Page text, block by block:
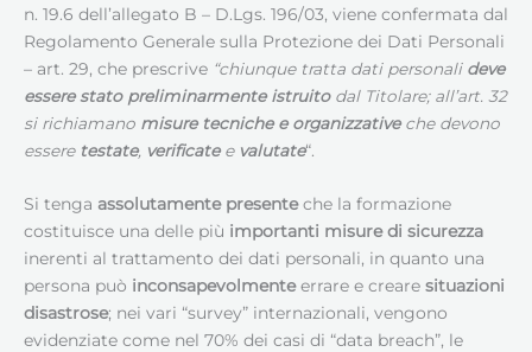
n. 19.6 dell’allegato B – D.Lgs. 196/03, viene confermata dal
Regolamento Generale sulla Protezione dei Dati Personali
– art. 29, che prescrive “chiunque tratta dati personali deve
essere stato preliminarmente istruitodal Titolare; all’art. 32
si richiamano misure tecniche e organizzativeche devono
essere testate, verificatee valutate“.
Si tenga assolutamente presenteche la formazione
costituisce una delle più importanti misure di sicurezza
inerenti al trattamento dei dati personali, in quanto una
persona può inconsapevolmenteerrare e creare situazioni
disastrose; nei vari “survey” internazionali, vengono
evidenziate come nel 70% dei casi di “data breach”, le